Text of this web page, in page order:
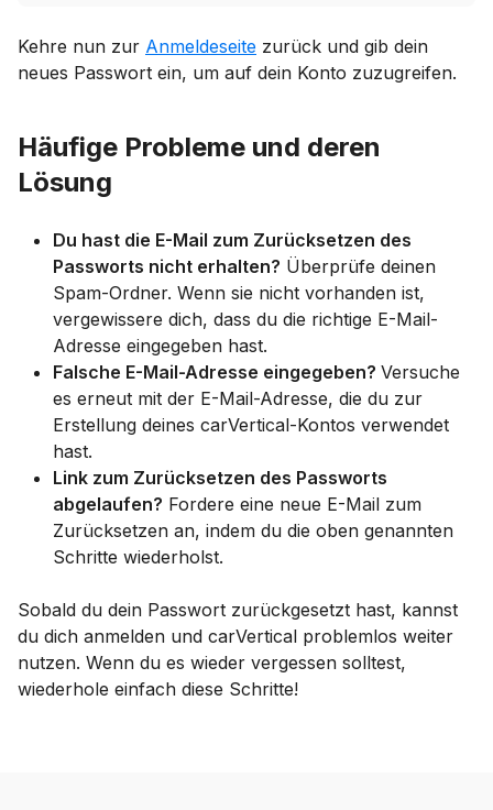
Kehre nun zur Anmeldeseite zurück und gib dein
neues Passwort ein, um auf dein Konto zuzugreifen.
Häufige Probleme und deren
Lösung
Du hast die E-Mail zum Zurücksetzen des
Passworts nicht erhalten? Überprüfe deinen
Spam-Ordner. Wenn sie nicht vorhanden ist,
vergewissere dich, dass du die richtige E-Mail-
Adresse eingegeben hast.
Falsche E-Mail-Adresse eingegeben? Versuche
es erneut mit der E-Mail-Adresse, die du zur
Erstellung deines carVertical-Kontos verwendet
hast.
Link zum Zurücksetzen des Passworts
abgelaufen? Fordere eine neue E-Mail zum
Zurücksetzen an, indem du die oben genannten
Schritte wiederholst.
Sobald du dein Passwort zurückgesetzt hast, kannst
du dich anmelden und carVertical problemlos weiter
nutzen. Wenn du es wieder vergessen solltest,
wiederhole einfach diese Schritte!